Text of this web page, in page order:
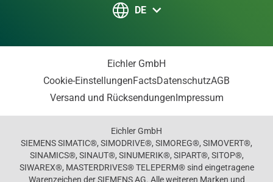
DE
Eichler GmbH
Cookie-EinstellungenFactsDatenschutzAGB
Versand und RücksendungenImpressum
Eichler GmbH
SIEMENS SIMATIC®, SIMODRIVE®, SIMOREG®, SIMOVERT®,
SINAMICS®, SINAUT®, SINUMERIK®, SIPART®, SITOP®,
SIWAREX®, MASTERDRIVES® TELEPERM® sind eingetragene
Warenzeichen der SIEMENS AG. Alle weiteren Marken und